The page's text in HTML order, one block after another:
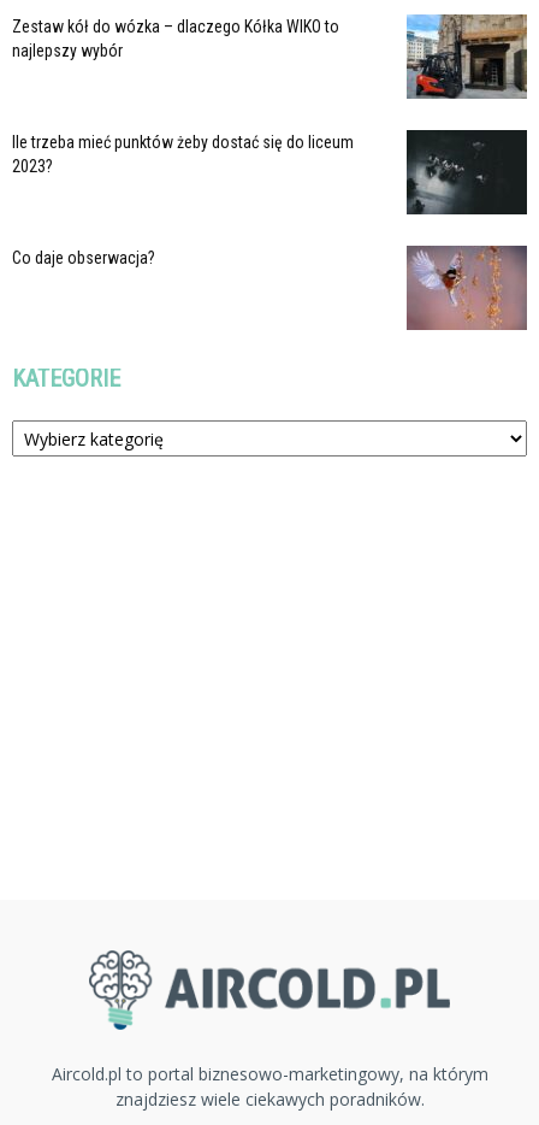
Zestaw kół do wózka – dlaczego Kółka WIKO to
najlepszy wybór
Ile trzeba mieć punktów żeby dostać się do liceum
2023?
Co daje obserwacja?
KATEGORIE
Kategorie
Aircold.pl to portal biznesowo-marketingowy, na którym
znajdziesz wiele ciekawych poradników.